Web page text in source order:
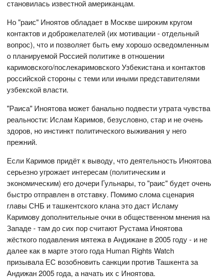
становилась известной американцам.
Но "раис" Иноятов обладает в Москве широким кругом
контактов и доброжелателей (их мотивации - отдельный
вопрос), что и позволяет быть ему хорошо осведомленным
о планируемой Россией политике в отношении
каримовского/послекаримовского Узбекистана и контактов
российской стороны с теми или иными представителями
узбекской власти.
"Раиса" Иноятова может банально подвести утрата чувства
реальности: Ислам Каримов, безусловно, стар и не очень
здоров, но инстинкт политического выживания у него
прежний.
Если Каримов придёт к выводу, что деятельность Иноятова
серьезно угрожает интересам (политическим и
экономическим) его дочери Гульнары, то "раис" будет очень
быстро отправлен в отставку. Помимо слома сценария
главы СНБ и ташкентского клана это даст Исламу
Каримову дополнительные очки в общественном мнения на
Западе - там до сих пор считают Рустама Иноятова
жёсткого подавления мятежа в Андижане в 2005 году - и не
далее как в марте этого года Human Rights Watch
призывала ЕС возобновить санкции против Ташкента за
Андижан 2005 года, а начать их с Иноятова.